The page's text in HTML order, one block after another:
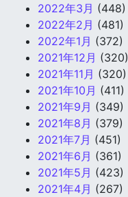
2022年3月 (448)
2022年2月 (481)
2022年1月 (372)
2021年12月 (320)
2021年11月 (320)
2021年10月 (411)
2021年9月 (349)
2021年8月 (379)
2021年7月 (451)
2021年6月 (361)
2021年5月 (423)
2021年4月 (267)